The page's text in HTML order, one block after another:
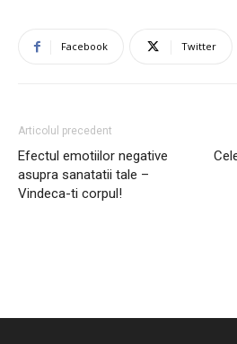
Facebook Twitter
Articolul precedent
Efectul emotiilor negative
asupra sanatatii tale –
Vindeca-ti corpul!